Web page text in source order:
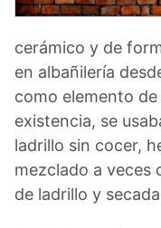
cerámico y de
en albañilería
como elemento
existencia, se
ladrillo sin cocer,
mezclado a veces
de ladrillo y